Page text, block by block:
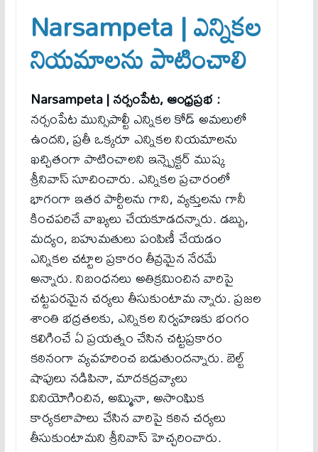
Narsampeta | ఎన్నికల
నియమాలను పాటించాలి
Narsampeta | నర్సంపేట, ఆంధ్రప్రభ :
నర్సంపేట మున్సిపాల్టీ ఎన్నికల కోడ్ అమలులో
ఉందని, ప్రతీ ఒక్కరూ ఎన్నికల నియమాలను
ఖచ్చితంగా పాటించాలని ఇన్స్పెక్టర్ ముష్క
శ్రీనివాస్ సూచించారు. ఎన్నికల ప్రచారంలో
భాగంగా ఇతర పార్టీలను గాని, వ్యక్తులను గానీ
కించపరిచే వాఖ్యలు చేయకూడదన్నారు. డబ్బు,
మద్యం, బహుమతులు పంపిణీ చేయడం
ఎన్నికల చట్టాల ప్రకారం తీవ్రమైన నేరమే
అన్నారు. నిబంధనలు అతిక్రమించిన వారిపై
చట్టపరమైన చర్యలు తీసుకుంటామ న్నారు. ప్రజల
శాంతి భద్రతలకు, ఎన్నికల నిర్వహణకు భంగం
కలిగించే ఏ ప్రయత్నం చేసిన చట్టప్రకారం
కఠినంగా వ్యవహరించ బడుతుందన్నారు. బెల్ట్
షాపులు నడిపినా, మాదకద్రవ్యాలు
వినియోగించిన, అమ్మినా, అసాంఘిక
కార్యకలాపాలు చేసిన వారిపై కఠిన చర్యలు
తీసుకుంటామని శ్రీనివాస్ హెచ్చరించారు.